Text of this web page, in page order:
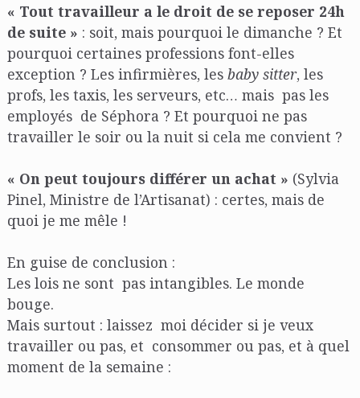
« Tout travailleur a le droit de se reposer 24h
de suite » : soit, mais pourquoi le dimanche ? Et
pourquoi certaines professions font-elles
exception ? Les infirmières, les baby sitter, les
profs, les taxis, les serveurs, etc… mais pas les
employés de Séphora ? Et pourquoi ne pas
travailler le soir ou la nuit si cela me convient ?
« On peut toujours différer un achat » (Sylvia
Pinel, Ministre de l’Artisanat) : certes, mais de
quoi je me mêle !
En guise de conclusion :
Les lois ne sont pas intangibles. Le monde
bouge.
Mais surtout : laissez moi décider si je veux
travailler ou pas, et consommer ou pas, et à quel
moment de la semaine :